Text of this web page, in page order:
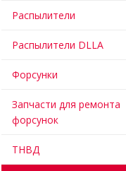
Распылители
Распылители DLLA
Форсунки
Запчасти для ремонта
форсунок
ТНВД